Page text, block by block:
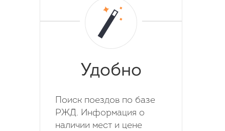
Удобно
Поиск поездов по базе
РЖД. Информация о
наличии мест и цене